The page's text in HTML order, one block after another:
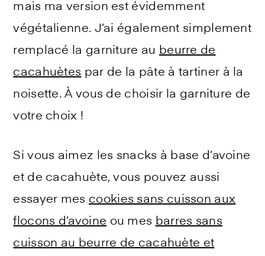
mais ma version est évidemment
végétalienne. J’ai également simplement
remplacé la garniture au beurre de
cacahuètes par de la pâte à tartiner à la
noisette. À vous de choisir la garniture de
votre choix !
Si vous aimez les snacks à base d’avoine
et de cacahuète, vous pouvez aussi
essayer mes cookies sans cuisson aux
flocons d’avoine ou mes barres sans
cuisson au beurre de cacahuète et